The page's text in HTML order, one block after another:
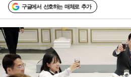
구글에서 선호하는 매체로 추가